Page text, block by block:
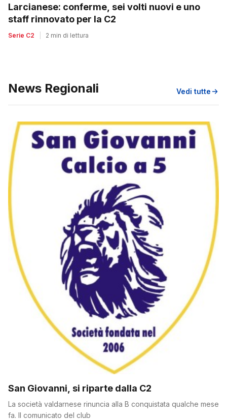
Larcianese: conferme, sei volti nuovi e uno
staff rinnovato per la C2
Serie C2 2 min di lettura
News Regionali Vedi tutte
San Giovanni, si riparte dalla C2
La società valdarnese rinuncia alla B conquistata qualche mese
fa. Il comunicato del club